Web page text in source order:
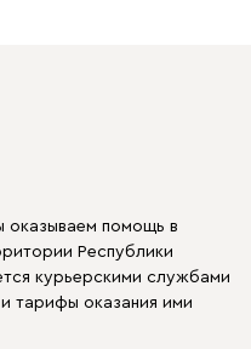
оказываем помощь в
Республики
курьерскими службами
тарифы оказания ими